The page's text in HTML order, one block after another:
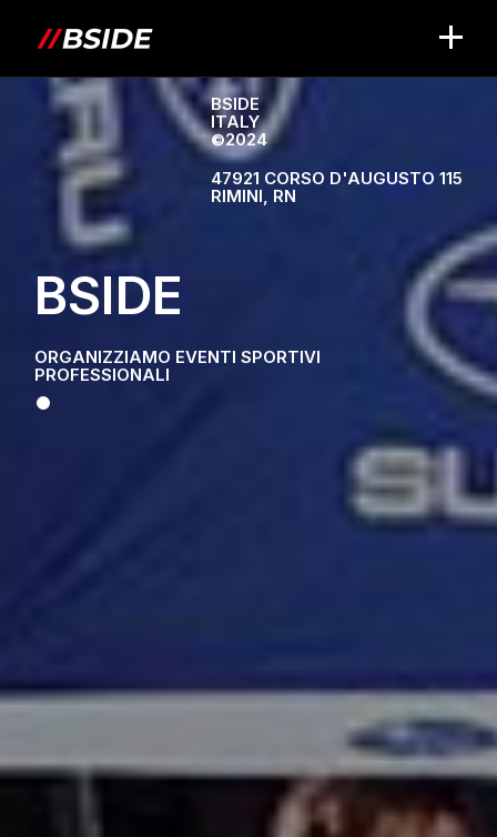
BSIDE
ITALY
©2024
47921 CORSO D'AUGUSTO 115
RIMINI, RN
BSIDE
ORGANIZZIAMO EVENTI SPORTIVI
PROFESSIONALI